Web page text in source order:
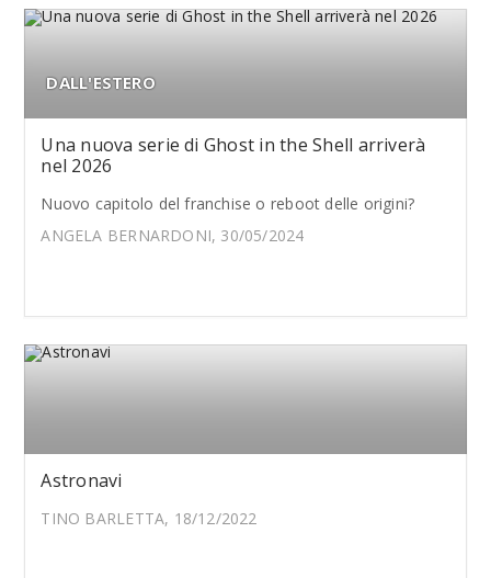
DALL'ESTERO
Una nuova serie di Ghost in the Shell arriverà
nel 2026
Nuovo capitolo del franchise o reboot delle origini?
ANGELA BERNARDONI, 30/05/2024
Astronavi
TINO BARLETTA, 18/12/2022